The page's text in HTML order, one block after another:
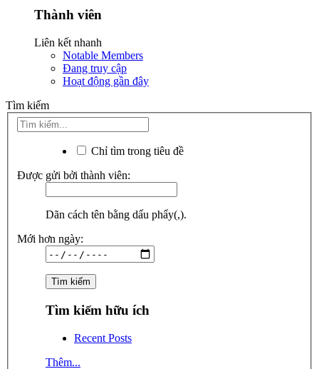
Thành viên
Liên kết nhanh
Notable Members
Đang truy cập
Hoạt động gần đây
Tìm kiếm
Chỉ tìm trong tiêu đề
Được gửi bởi thành viên:
Dãn cách tên bằng dấu phẩy(,).
Mới hơn ngày:
Tìm kiếm hữu ích
Recent Posts
Thêm...